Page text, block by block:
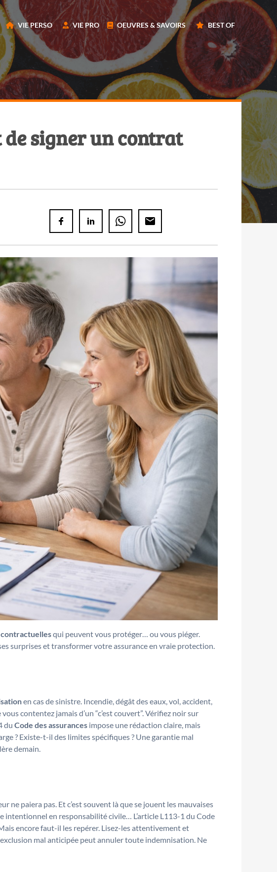
VIE PERSO VIE PRO OEUVRES & SAVOIRS BEST OF
de signer un contrat
contractuellesqui peuvent vous protéger… ou vous piéger.
surprises et transformer votre assurance en vraie protection.
en cas de sinistre. Incendie, dégât des eaux, vol, accident,
contentez jamais d’un “c’est couvert”. Vérifiez noir sur
du Code des assurances impose une rédaction claire, mais
? Existe-t-il des limites spécifiques ? Une garantie mal
demain.
ne paiera pas. Et c’est souvent là que se jouent les mauvaises
intentionnel en responsabilité civile… L’article L113-1 du Code
encore faut-il les repérer. Lisez-les attentivement et
mal anticipée peut annuler toute indemnisation. Ne